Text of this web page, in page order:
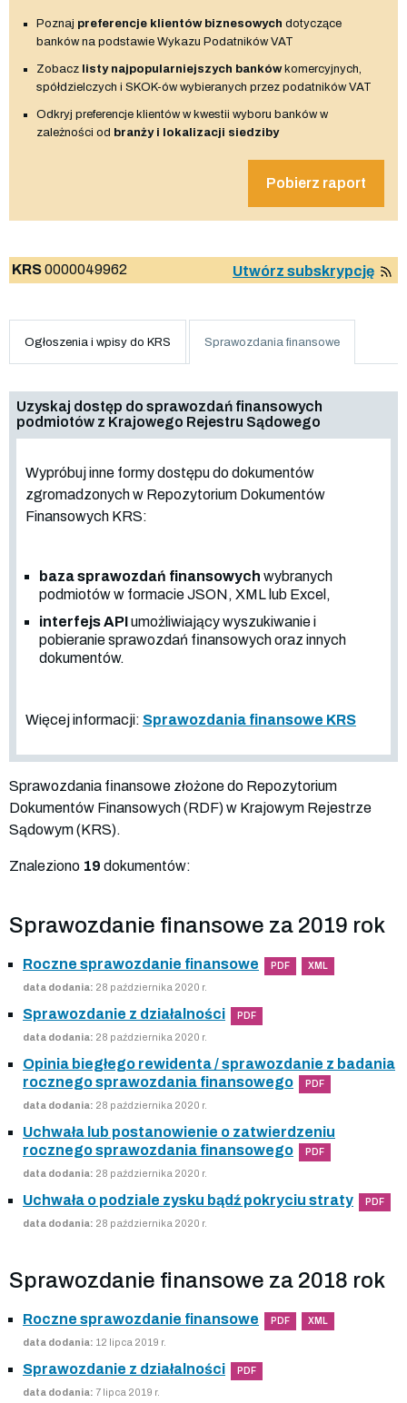
Poznaj preferencje klientów biznesowych dotyczące
banków na podstawie Wykazu Podatników VAT
Zobacz listy najpopularniejszych bankówkomercyjnych,
spółdzielczych i SKOK-ów wybieranych przez podatników VAT
Odkryj preferencje klientów w kwestii wyboru banków w
zależności od branży i lokalizacji siedziby
Pobierz raport
KRS0000049962 Utwórz subskrypcję
Ogłoszenia i wpisy do KRS Sprawozdania finansowe
Uzyskaj dostęp do sprawozdań finansowych
podmiotów z Krajowego Rejestru Sądowego
Wypróbuj inne formy dostępu do dokumentów
zgromadzonych w Repozytorium Dokumentów
Finansowych KRS:
baza sprawozdań finansowych wybranych
podmiotów w formacie JSON, XML lub Excel,
interfejs APIumożliwiający wyszukiwanie i
pobieranie sprawozdań finansowych oraz innych
dokumentów.
Więcej informacji: Sprawozdania finansowe KRS
Sprawozdania finansowe złożone do Repozytorium
Dokumentów Finansowych (RDF) w Krajowym Rejestrze
Sądowym (KRS).
Znaleziono 19 dokumentów:
Sprawozdanie finansowe za 2019 rok
Roczne sprawozdanie finansowe PDF XML
data dodania: 28 października 2020 r.
Sprawozdanie z działalności PDF
data dodania: 28 października 2020 r.
Opinia biegłego rewidenta / sprawozdanie z badania
rocznego sprawozdania finansowego
PDF
data dodania: 28 października 2020 r.
Uchwała lub postanowienie o zatwierdzeniu
rocznego sprawozdania finansowego
PDF
data dodania: 28 października 2020 r.
Uchwała o podziale zysku bądź pokryciu straty PDF
data dodania: 28 października 2020 r.
Sprawozdanie finansowe za 2018 rok
Roczne sprawozdanie finansowe PDF XML
data dodania: 12 lipca 2019 r.
Sprawozdanie z działalności PDF
data dodania: 7 lipca 2019 r.